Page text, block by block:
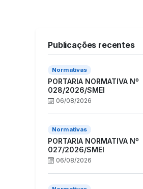
Publicações recentes
Normativas
PORTARIA NORMATIVA Nº
028/2026/SMEI
06/08/2026
Normativas
PORTARIA NORMATIVA Nº
027/2026/SMEI
06/08/2026